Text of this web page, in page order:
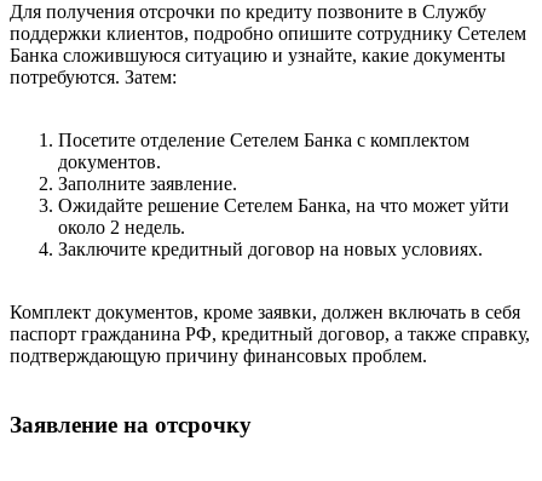
Для получения отсрочки по кредиту позвоните в Службу
поддержки клиентов, подробно опишите сотруднику Сетелем
Банка сложившуюся ситуацию и узнайте, какие документы
потребуются. Затем:
Посетите отделение Сетелем Банка с комплектом
документов.
Заполните заявление.
Ожидайте решение Сетелем Банка, на что может уйти
около 2 недель.
Заключите кредитный договор на новых условиях.
Комплект документов, кроме заявки, должен включать в себя
паспорт гражданина РФ, кредитный договор, а также справку,
подтверждающую причину финансовых проблем.
Заявление на отсрочку